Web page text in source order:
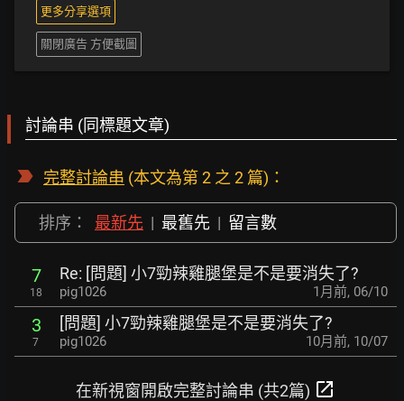
更多分享選項
關閉廣告 方便截圖
討論串 (同標題文章)
完整討論串 (本文為第 2 之 2 篇)：
排序： 最新先 | 最舊先 | 留言數
7
18
Re: [問題] 小7勁辣雞腿堡是不是要消失了?
pig1026 1月前, 06/10
3
7
[問題] 小7勁辣雞腿堡是不是要消失了?
pig1026 10月前, 10/07
在新視窗開啟完整討論串 (共2篇) open_in_new